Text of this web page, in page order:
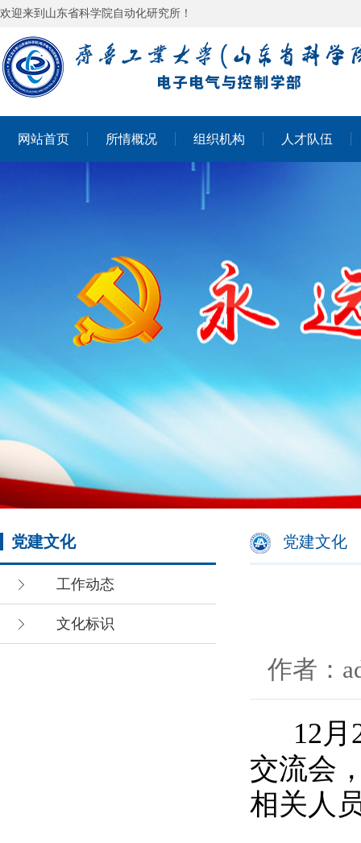
欢迎来到山东省科学院自动化研究所！
网站首页 所情概况 组织机构 人才队伍
党建文化
工作动态
文化标识
党建文化
作者：
12月
交流会
相关人